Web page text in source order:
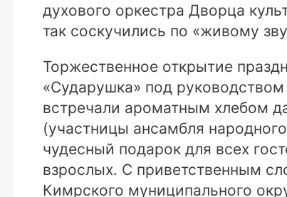
духового оркестра Дворца
так соскучились по «живому
Торжественное открытие
«Сударушка» под
встречали ароматным хлебом
(участницы ансамбля
чудесный подарок для всех
взрослых. С приветственным
Кимрского муниципального